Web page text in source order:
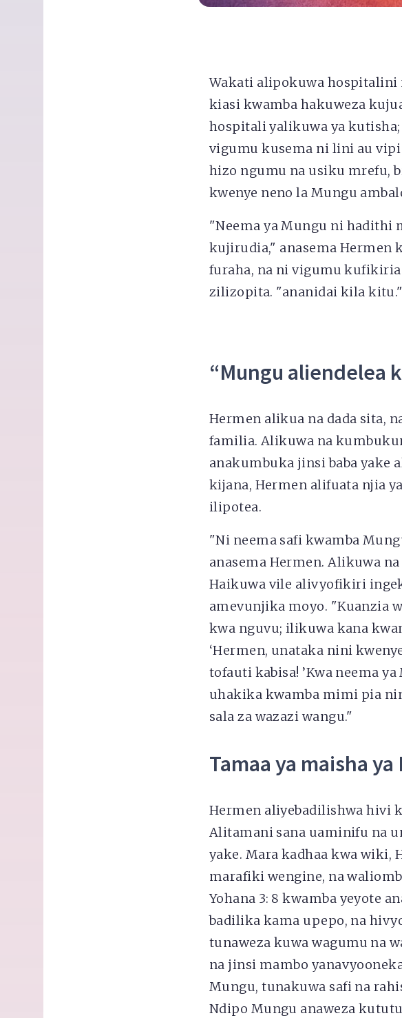
Wakati alipokuwa hospitalini
kiasi kwamba hakuweza
hospitali yalikuwa ya
vigumu kusema ni lini au
hizo ngumu na usiku mrefu,
kwenye neno la Mungu
"Neema ya Mungu ni hadithi
kujirudia," anasema Hermen
furaha, na ni vigumu
zilizopita. "ananidai kila kitu."
“Mungu aliendelea
Hermen alikua na dada sita,
familia. Alikuwa na
anakumbuka jinsi baba yake
kijana, Hermen alifuata njia
ilipotea.
"Ni neema safi kwamba
anasema Hermen. Alikuwa
Haikuwa vile alivyofikiri
amevunjika moyo. "Kuanzia
kwa nguvu; ilikuwa kana
‘Hermen, unataka nini
tofauti kabisa! ’Kwa neema
uhakika kwamba mimi pia
sala za wazazi wangu."
Tamaa ya maisha
Hermen aliyebadilishwa hivi
Alitamani sana uaminifu na
yake. Mara kadhaa kwa wiki,
marafiki wengine, na
Yohana 3: 8 kwamba yeyote
badilika kama upepo, na
tunaweza kuwa wagumu na
na jinsi mambo
Mungu, tunakuwa safi na
Ndipo Mungu anaweza